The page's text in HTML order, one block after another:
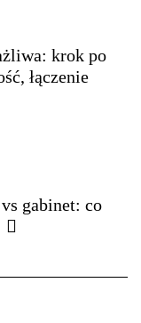
krok po
łączenie
gabinet: co